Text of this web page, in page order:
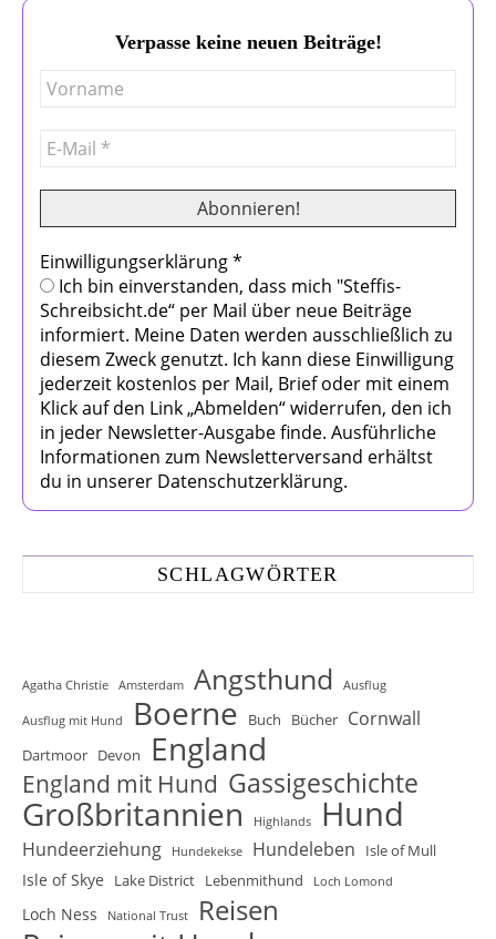
Verpasse keine neuen Beiträge!
Einwilligungserklärung*
Ich bin einverstanden, dass mich "Steffis-
Schreibsicht.de“ per Mail über neue Beiträge
informiert. Meine Daten werden ausschließlich zu
diesem Zweck genutzt. Ich kann diese Einwilligung
jederzeit kostenlos per Mail, Brief oder mit einem
Klick auf den Link „Abmelden“ widerrufen, den ich
in jeder Newsletter-Ausgabe finde. Ausführliche
Informationen zum Newsletterversand erhältst
du in unserer Datenschutzerklärung.
SCHLAGWÖRTER
Agatha Christie Amsterdam Angsthund Ausflug
Ausflug mit Hund Boerne Buch Bücher Cornwall
Dartmoor Devon England
England mit Hund Gassigeschichte
Großbritannien Highlands Hund
Hundeerziehung Hundekekse Hundeleben Isle of Mull
Isle of Skye Lake District Lebenmithund Loch Lomond
Loch Ness National Trust Reisen